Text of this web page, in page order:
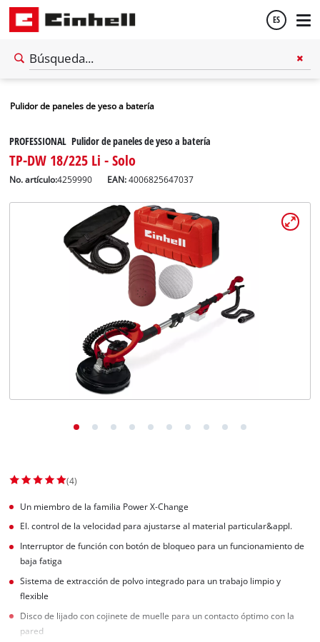
ES
Pulidor de paneles de yeso a batería
PROFESSIONAL Pulidor de paneles de yeso a batería
TP-DW 18/225 Li - Solo
No. artículo:4259990 EAN:4006825647037
(4)
Un miembro de la familia Power X-Change
El. control de la velocidad para ajustarse al material particular&appl.
Interruptor de función con botón de bloqueo para un funcionamiento de
baja fatiga
Sistema de extracción de polvo integrado para un trabajo limpio y
flexible
Disco de lijado con cojinete de muelle para un contacto óptimo con la
pared